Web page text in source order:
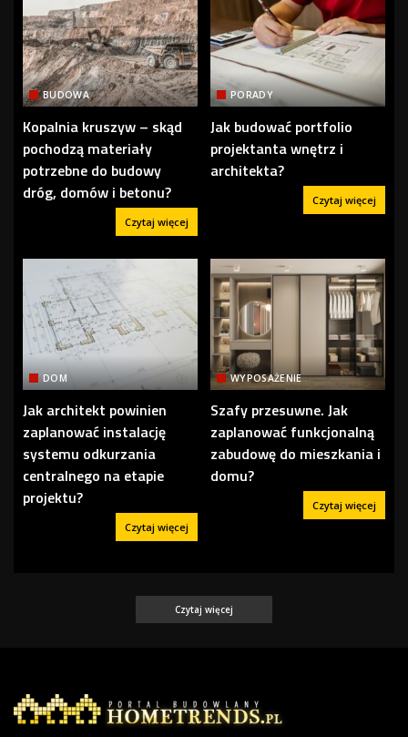
BUDOWA
Kopalnia kruszyw – skąd
pochodzą materiały
potrzebne do budowy
dróg, domów i betonu?
Czytaj więcej
PORADY
Jak budować portfolio
projektanta wnętrz i
architekta?
Czytaj więcej
DOM
Jak architekt powinien
zaplanować instalację
systemu odkurzania
centralnego na etapie
projektu?
Czytaj więcej
WYPOSAŻENIE
Szafy przesuwne. Jak
zaplanować funkcjonalną
zabudowę do mieszkania i
domu?
Czytaj więcej
Czytaj więcej